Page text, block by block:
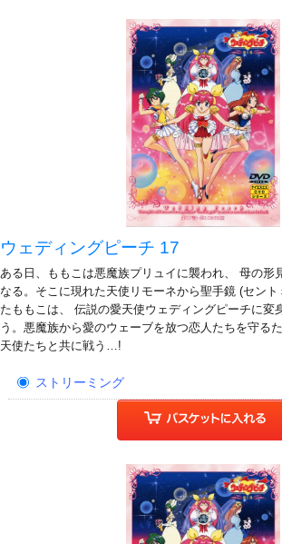
ウェディングピーチ 17
ある日、ももこは悪魔族プリュイに襲われ、 母の形
なる。そこに現れた天使リモーネから聖手鏡 (セン
たももこは、 伝説の愛天使ウェディングピーチに変
う。悪魔族から愛のウェーブを放つ恋人たちを守る
天使たちと共に戦う…!
ストリーミング